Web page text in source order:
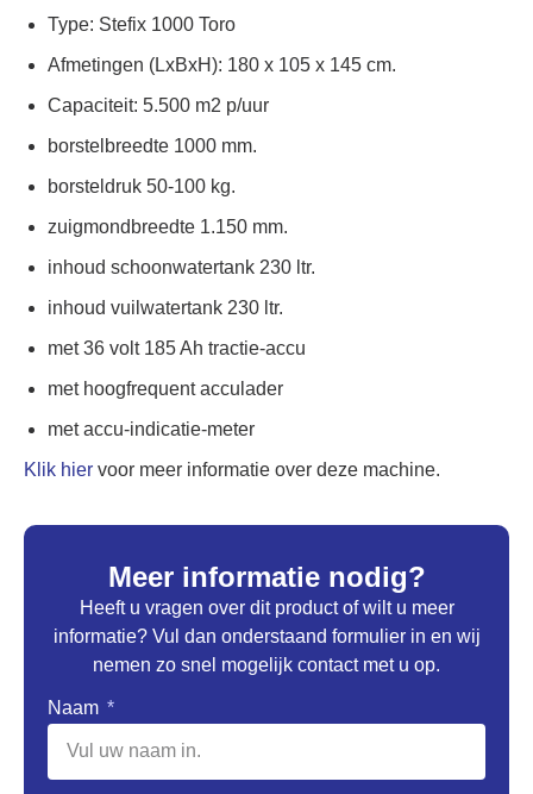
Meer informatie nodig?
Heeft u vragen over dit product of wilt u meer
informatie? Vul dan onderstaand formulier in en wij
nemen zo snel mogelijk contact met u op.
Naam
Type: Stefix 1000 Toro
Afmetingen (LxBxH): 180 x 105 x 145 cm.
Capaciteit: 5.500 m2 p/uur
borstelbreedte 1000 mm.
borsteldruk 50-100 kg.
zuigmondbreedte 1.150 mm.
inhoud schoonwatertank 230 ltr.
inhoud vuilwatertank 230 ltr.
met 36 volt 185 Ah tractie-accu
met hoogfrequent acculader
met accu-indicatie-meter
Klik hier voor meer informatie over deze machine.